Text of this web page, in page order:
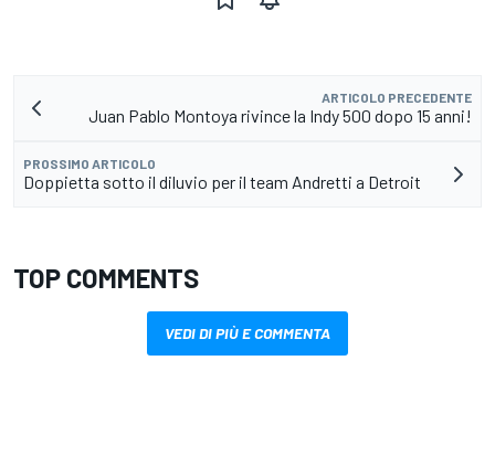
ARTICOLO PRECEDENTE
Juan Pablo Montoya rivince la Indy 500 dopo 15 anni!
PROSSIMO ARTICOLO
Doppietta sotto il diluvio per il team Andretti a Detroit
TOP COMMENTS
VEDI DI PIÙ E COMMENTA